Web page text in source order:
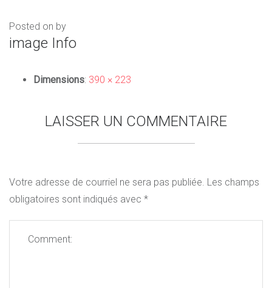
Posted on by
image Info
Dimensions: 390 × 223
LAISSER UN COMMENTAIRE
Votre adresse de courriel ne sera pas publiée. Les champs
obligatoires sont indiqués avec *